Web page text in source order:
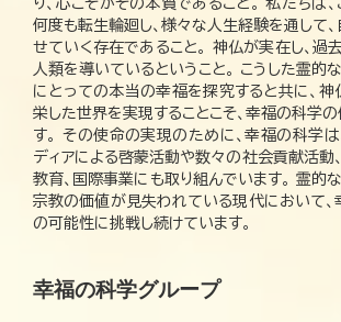
り、心こそがその本質であること。 私たちは
何度も転生輪廻し、様々な人生経験を通して
せていく存在であること。 神仏が実在し、過
人類を導いているということ。 こうした霊的
にとっての本当の幸福を探究すると共に、
栄した世界を実現することこそ、幸福の科学
す。 その使命の実現のために、幸福の科学
ディアによる啓蒙活動や数々の社会貢献活動
教育、国際事業にも取り組んでいます。 霊的
宗教の価値が見失われている現代において
の可能性に挑戦し続けています。
幸福の科学グループ